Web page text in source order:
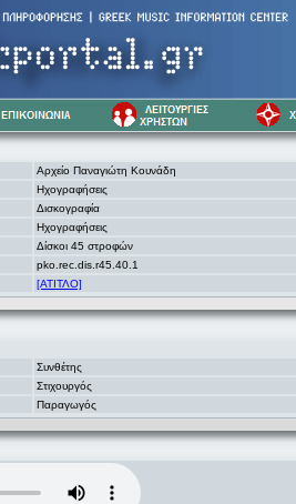
Αρχείο Παναγιώτη Κουνάδη
Ηχογραφήσεις
Δισκογραφία
Ηχογραφήσεις
Δίσκοι 45 στροφών
pko.rec.dis.r45.40.1
[ΑΤΙΤΛΟ]
Συνθέτης
Στιχουργός
Παραγωγός